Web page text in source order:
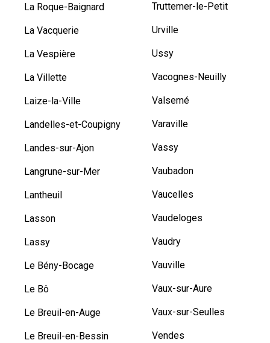
La Roque-Baignard
La Vacquerie
La Vespière
La Villette
Laize-la-Ville
Landelles-et-Coupigny
Landes-sur-Ajon
Langrune-sur-Mer
Lantheuil
Lasson
Lassy
Le Bény-Bocage
Le Bô
Le Breuil-en-Auge
Le Breuil-en-Bessin
Truttemer-le-Petit
Urville
Ussy
Vacognes-Neuilly
Valsemé
Varaville
Vassy
Vaubadon
Vaucelles
Vaudeloges
Vaudry
Vauville
Vaux-sur-Aure
Vaux-sur-Seulles
Vendes